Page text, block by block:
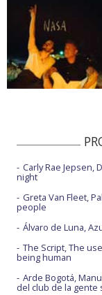
Carly Rae Jepsen,
night
Greta Van Fleet,
people
Álvaro de Luna,
The Script, The
being human
Arde Bogotá,
del club de la gente